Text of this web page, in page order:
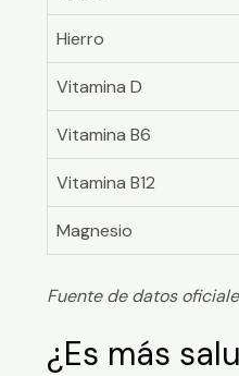
Hierro
Vitamina D
Vitamina B6
Vitamina B12
Magnesio
Fuente de datos
¿Es más